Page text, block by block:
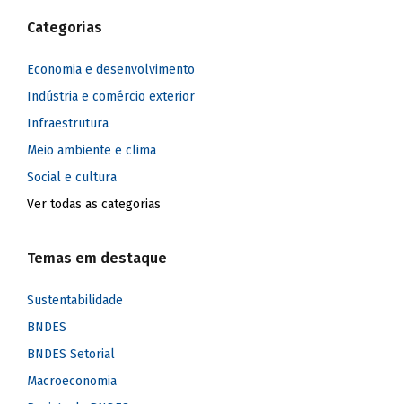
Categorias
Economia e desenvolvimento
Indústria e comércio exterior
Infraestrutura
Meio ambiente e clima
Social e cultura
Ver todas as categorias
Temas em destaque
Sustentabilidade
BNDES
BNDES Setorial
Macroeconomia